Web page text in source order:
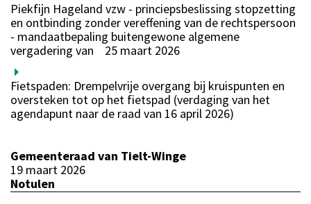
Piekfijn Hageland vzw - princiepsbeslissing stopzetting
en ontbinding zonder vereffening van de rechtspersoon
- mandaatbepaling buitengewone algemene
vergadering van
25 maart 2026
Fietspaden: Drempelvrije overgang bij kruispunten en
oversteken tot op het fietspad (verdaging van het
agendapunt naar de raad van 16 april 2026)
Gemeenteraad van Tielt-Winge
19 maart 2026
Notulen